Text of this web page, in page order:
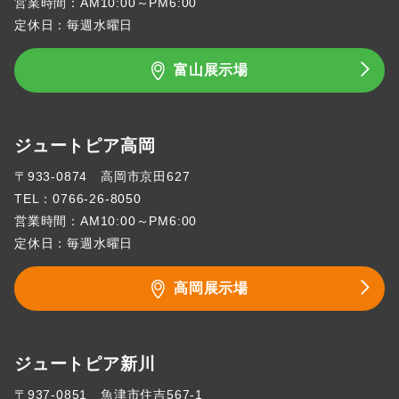
営業時間：AM10:00～PM6:00
定休日：毎週水曜日
富山展示場
ジュートピア高岡
〒933-0874 高岡市京田627
TEL：0766-26-8050
営業時間：AM10:00～PM6:00
定休日：毎週水曜日
高岡展示場
ジュートピア新川
〒937-0851 魚津市住吉567-1